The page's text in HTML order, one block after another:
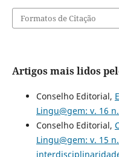
Formatos de Citação
Artigos mais lidos
Conselho Editorial,
Lingu@gem: v. 16
Conselho Editorial,
Lingu@gem: v. 15